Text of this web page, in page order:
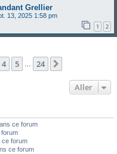
Grellier
13, 2025 1:58 pm
1 2
4 5 24
Aller
ce forum
ce forum
ce forum